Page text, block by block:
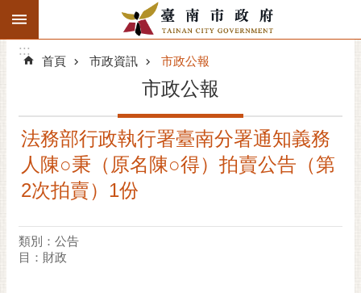
跳到主要內容區塊
搜
階
精彩府城
市府動態
主題服務
:::
:::
首頁 市政資訊 市政公報
市政公報
法務部行政執行署臺南分署通知義務
人陳○秉（原名陳○得）拍賣公告（第
2次拍賣）1份
類別：公告
目：財政